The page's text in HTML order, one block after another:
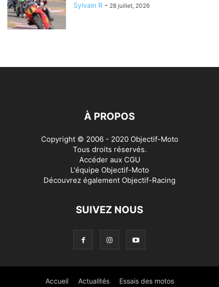
Sylvain R - 28 juillet, 2026
À PROPOS
Copyright © 2006 - 2020 Objectif-Moto
Tous droits réservés.
Accéder aux CGU
L'équipe Objectif-Moto
Découvrez également Objectif-Racing
SUIVEZ NOUS
Accueil Actualités Essais des motos